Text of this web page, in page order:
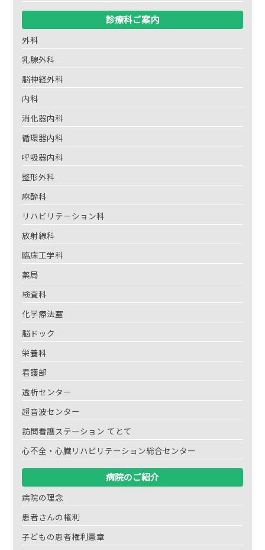
診療科ご案内
外科
乳腺外科
脳神経外科
内科
消化器内科
循環器内科
呼吸器内科
整形外科
麻酔科
リハビリテーション科
放射線科
臨床工学科
薬局
検査科
化学療法室
脳ドック
栄養科
看護部
透析センター
超音波センター
訪問看護ステーション てとて
心不全・心臓リハビリテーション総合センター
病院のご紹介
病院の理念
患者さんの権利
子どもの患者権利憲章